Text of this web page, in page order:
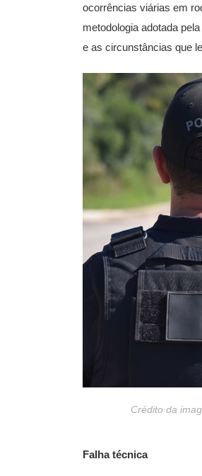
ocorrências viárias em
metodologia adotada
e as circunstâncias que
Crédito da
Falha técnica